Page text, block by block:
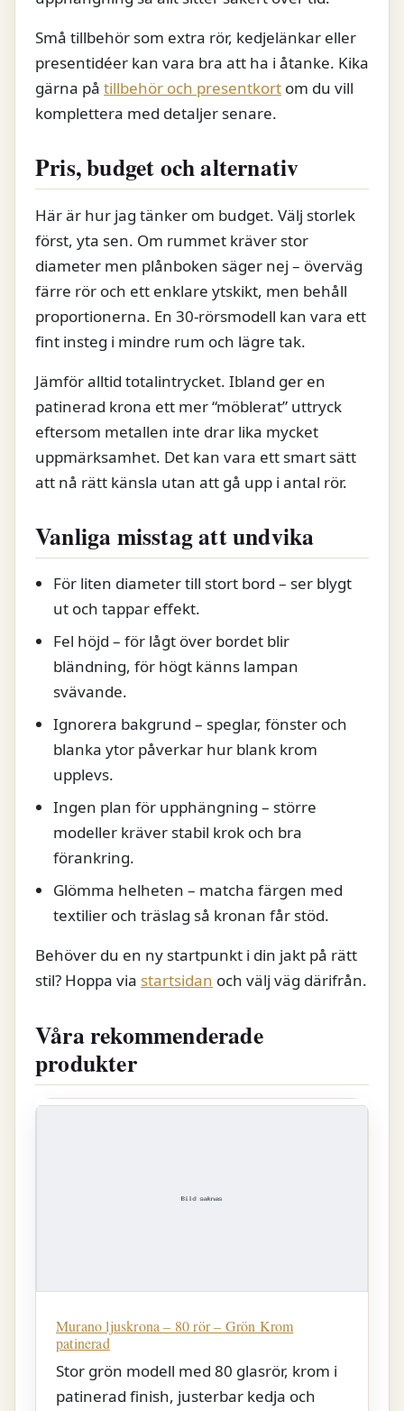
Små tillbehör som extra rör, kedjelänkar eller
presentidéer kan vara bra att ha i åtanke. Kika
gärna på tillbehör och presentkort om du vill
komplettera med detaljer senare.
Pris, budget och alternativ
Här är hur jag tänker om budget. Välj storlek
först, yta sen. Om rummet kräver stor
diameter men plånboken säger nej – överväg
färre rör och ett enklare ytskikt, men behåll
proportionerna. En 30-rörsmodell kan vara ett
fint insteg i mindre rum och lägre tak.
Jämför alltid totalintrycket. Ibland ger en
patinerad krona ett mer “möblerat” uttryck
eftersom metallen inte drar lika mycket
uppmärksamhet. Det kan vara ett smart sätt
att nå rätt känsla utan att gå upp i antal rör.
Vanliga misstag att undvika
För liten diameter till stort bord – ser blygt
ut och tappar effekt.
Fel höjd – för lågt över bordet blir
bländning, för högt känns lampan
svävande.
Ignorera bakgrund – speglar, fönster och
blanka ytor påverkar hur blank krom
upplevs.
Ingen plan för upphängning – större
modeller kräver stabil krok och bra
förankring.
Glömma helheten – matcha färgen med
textilier och träslag så kronan får stöd.
Behöver du en ny startpunkt i din jakt på rätt
stil? Hoppa via startsidan och välj väg därifrån.
Våra rekommenderade
produkter
Murano ljuskrona – 80 rör – Grön Krom
patinerad
Stor grön modell med 80 glasrör, krom i
patinerad finish, justerbar kedja och